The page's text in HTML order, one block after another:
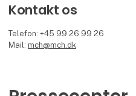
Kontakt os
Telefon: +45 99 26 99 26
Mail: mch@mch.dk